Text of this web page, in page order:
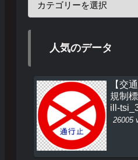
人気のデータ
【交
規制
ill-
26005